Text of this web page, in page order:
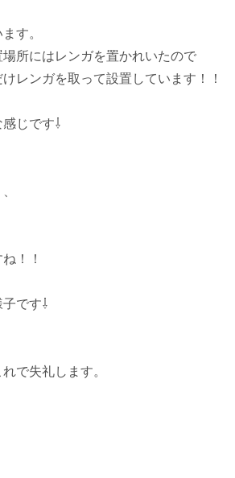
す。
所にはレンガを置かれいたので
レンガを取って設置しています！！
じです⇩
！！
です⇩
で失礼します。